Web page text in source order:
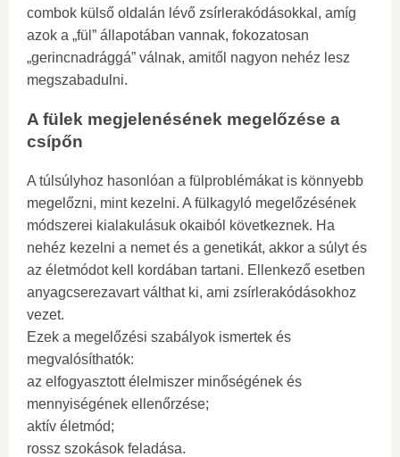
combok külső oldalán lévő zsírlerakódásokkal, amíg
azok a „fül” állapotában vannak, fokozatosan
„gerincnadrággá” válnak, amitől nagyon nehéz lesz
megszabadulni.
A fülek megjelenésének megelőzése a
csípőn
A túlsúlyhoz hasonlóan a fülproblémákat is könnyebb
megelőzni, mint kezelni. A fülkagyló megelőzésének
módszerei kialakulásuk okaiból következnek. Ha
nehéz kezelni a nemet és a genetikát, akkor a súlyt és
az életmódot kell kordában tartani. Ellenkező esetben
anyagcserezavart válthat ki, ami zsírlerakódásokhoz
vezet.
Ezek a megelőzési szabályok ismertek és
megvalósíthatók:
az elfogyasztott élelmiszer minőségének és
mennyiségének ellenőrzése;
aktív életmód;
rossz szokások feladása.